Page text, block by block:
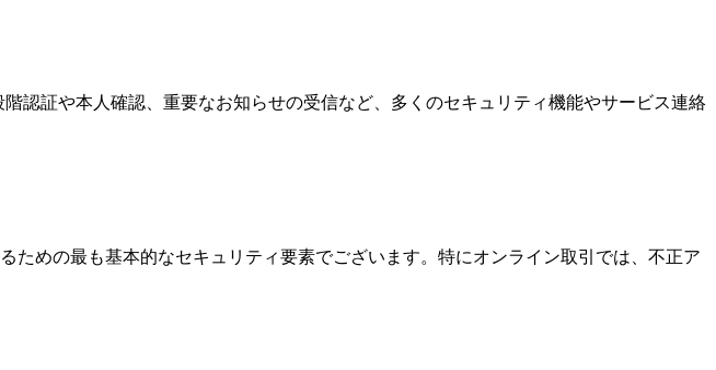
認証や本人確認、重要なお知らせの受信など、多くのセキュリティ機能やサービス連絡
めの最も基本的なセキュリティ要素でございます。特にオンライン取引では、不正ア